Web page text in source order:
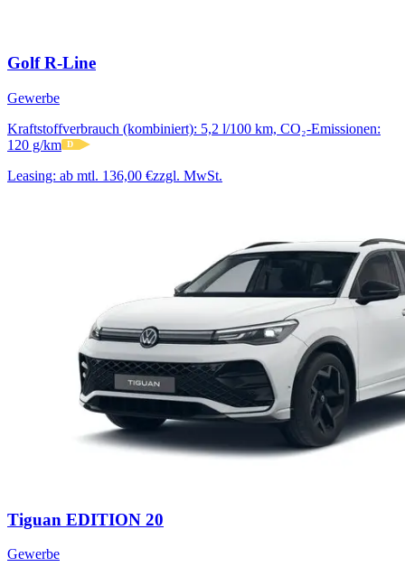
Golf R-Line
Gewerbe
Kraftstoffverbrauch (kombiniert): 5,2 l/100 km, CO₂-Emissionen:
120 g/km D
Leasing: ab mtl. 136,00 €zzgl. MwSt.
Tiguan EDITION 20
Gewerbe